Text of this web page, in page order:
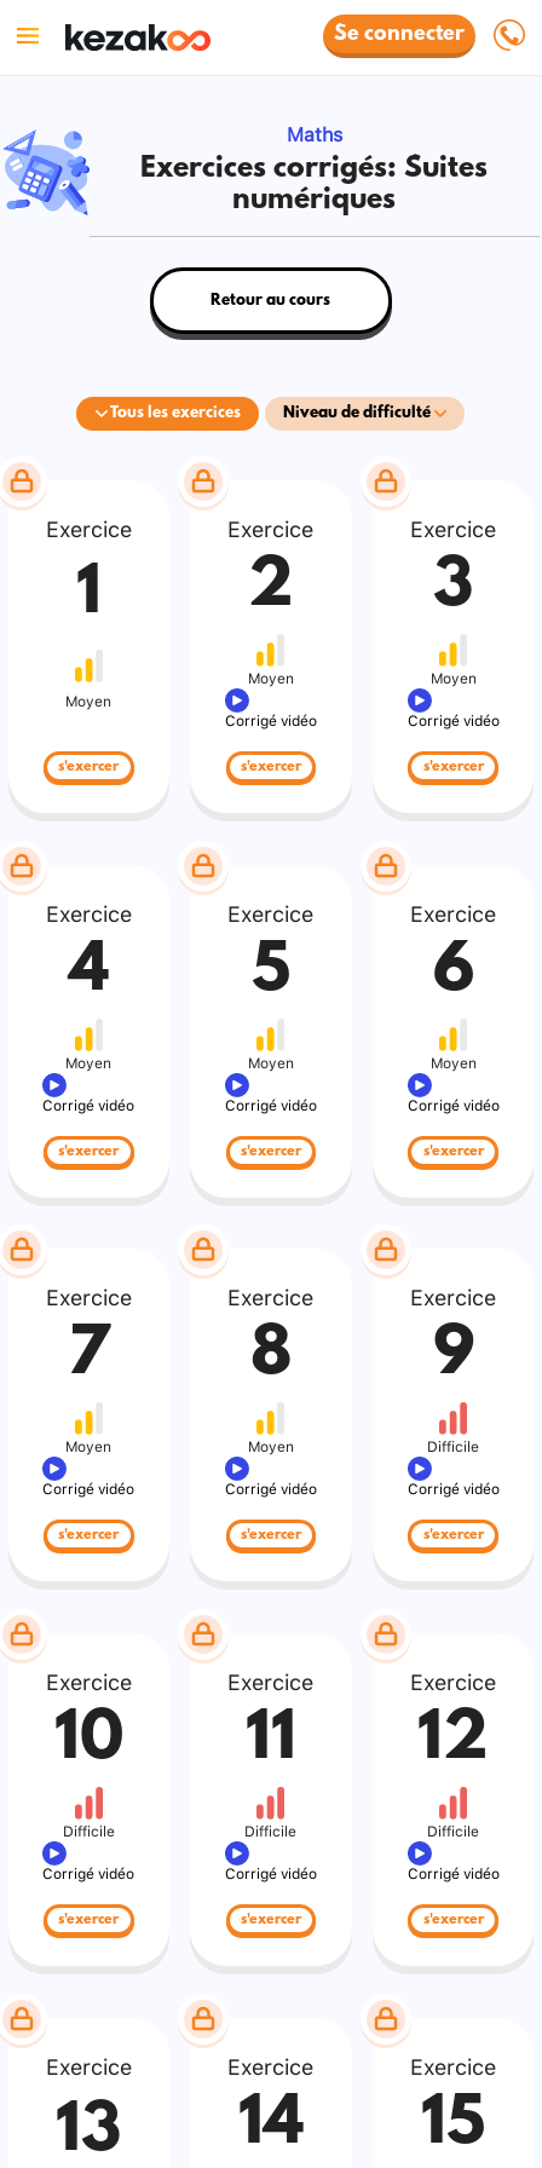
Se connecter
Maths
Exercices corrigés: Suites
numériques
Tous les exercices Niveau de difficulté
Retour au cours
Exercice
1
Moyen
s'exercer
Exercice
2
Moyen
Corrigé vidéo
s'exercer
Exercice
3
Moyen
Corrigé vidéo
s'exercer
Exercice
4
Moyen
Corrigé vidéo
s'exercer
Exercice
5
Moyen
Corrigé vidéo
s'exercer
Exercice
6
Moyen
Corrigé vidéo
s'exercer
Exercice
7
Moyen
Corrigé vidéo
s'exercer
Exercice
8
Moyen
Corrigé vidéo
s'exercer
Exercice
9
Difficile
Corrigé vidéo
s'exercer
Exercice
10
Difficile
Corrigé vidéo
s'exercer
Exercice
11
Difficile
Corrigé vidéo
s'exercer
Exercice
12
Difficile
Corrigé vidéo
s'exercer
Exercice
13
Exercice
14
Exercice
15